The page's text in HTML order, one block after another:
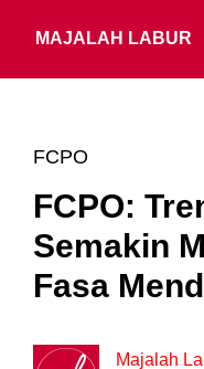
MAJALAH LABUR
FCPO
FCPO:
Semakin
Fasa
Majalah